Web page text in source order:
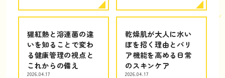
猩紅熱と溶連菌の違
いを知ることで変わ
る健康管理の視点と
これからの備え
2026.04.17
乾燥肌が大人に水い
ぼを招く理由とバリ
ア機能を高める日常
のスキンケア
2026.04.17